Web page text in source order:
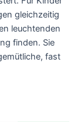
gleichzeitig
leuchtenden
finden. Sie
fast